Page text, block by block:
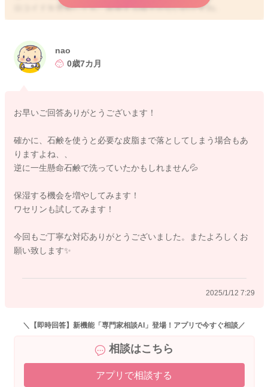
ロコイドを塗布しても、改善する様子がないのですね。
ることはあると思います。
保湿をされる機会を増やしてみていただき、変化を見て頂くの
また乾燥が気になることもありましたら、お風呂の時に石鹸を
お湯だけで洗い流して頂くのでもいいように思いました。
皮脂が奪われてより乾燥しやすくなることもあります。
どうぞよろしくお願いします。
nao
0歳7カ月
お早いご回答ありがとうございます！
確かに、石鹸を使うと必要な皮脂まで落としてしまう場合もあ
りますよね、、
逆に一生懸命石鹸で洗っていたかもしれません💦
保湿する機会を増やしてみます！
ワセリンも試してみます！
今回もご丁寧な対応ありがとうございました。またよろしくお
願い致します✨
2025/1/12 7:29
＼【即時回答】新機能「専門家相談AI」登場！アプリで今すぐ相談／
相談はこちら
アプリで相談する